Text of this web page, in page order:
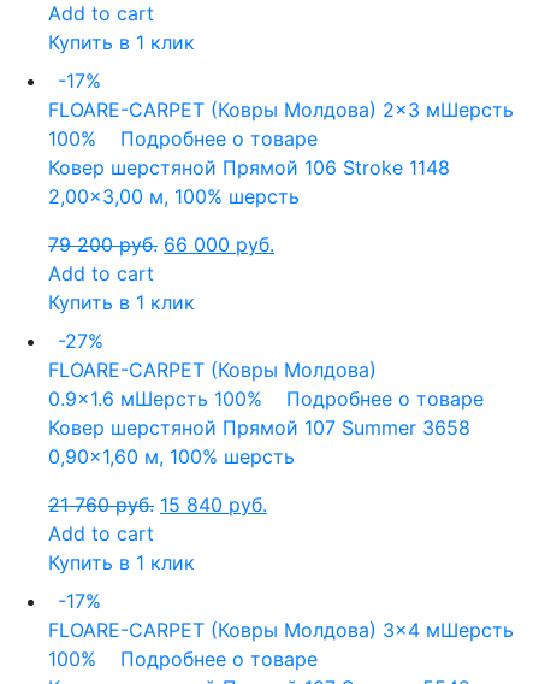
Add to cart
Купить в 1 клик
-17%
FLOARE-CARPET (Ковры Молдова) 2x3 мШерсть
100%
Подробнее о товаре
Ковер шерстяной Прямой 106 Stroke 1148
2,00×3,00 м, 100% шерсть
79 200руб. 66 000 руб.
Add to cart
Купить в 1 клик
-27%
FLOARE-CARPET (Ковры Молдова)
0.9x1.6 мШерсть 100%
Подробнее о товаре
Ковер шерстяной Прямой 107 Summer 3658
0,90×1,60 м, 100% шерсть
21 760руб. 15 840 руб.
Add to cart
Купить в 1 клик
-17%
FLOARE-CARPET (Ковры Молдова) 3x4 мШерсть
100%
Подробнее о товаре